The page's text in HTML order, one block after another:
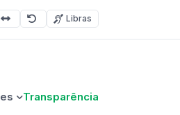
de linha
Espaço dos caracteres
RedefinirLibras
Transparência